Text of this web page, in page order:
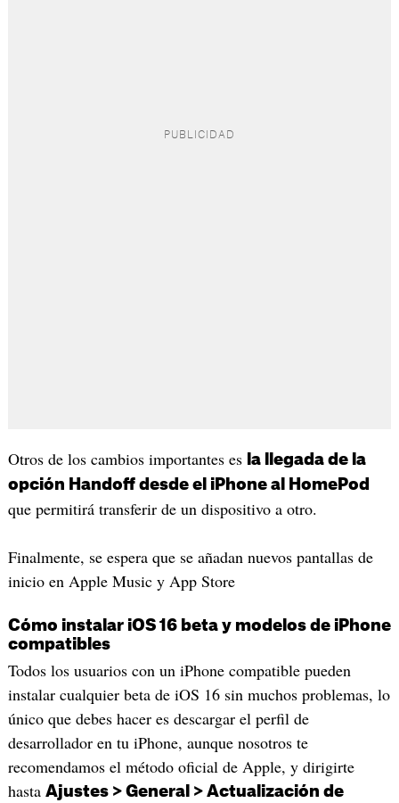
Otros de los cambios importantes es la llegada de la
opción Handoff desde el iPhone al HomePod
que permitirá transferir de un dispositivo a otro.
Finalmente, se espera que se añadan nuevos pantallas de
inicio en Apple Music y App Store
Cómo instalar iOS 16 beta y modelos de iPhone
compatibles
Todos los usuarios con un iPhone compatible pueden
instalar cualquier beta de iOS 16 sin muchos problemas, lo
único que debes hacer es descargar el perfil de
desarrollador en tu iPhone, aunque nosotros te
recomendamos el método oficial de Apple, y dirigirte
hasta Ajustes > General > Actualización de